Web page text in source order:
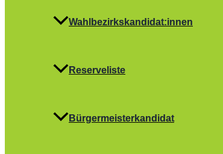
Wahlbezirkskandidat:innen
Reserveliste
Bürgermeisterkandidat